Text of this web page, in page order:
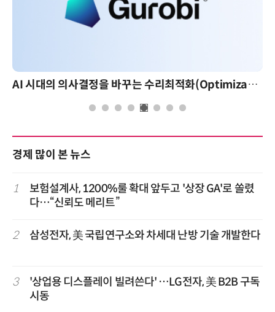
AI 시대의 의사결정을 바꾸는 수리최적화(Optimization): 실제 산업 적용 사례와 활용 전략
경제 많이 본 뉴스
1
보험설계사, 1200%룰 확대 앞두고 '상장 GA'로 쏠렸
다…“신뢰도 메리트”
2 삼성전자, 美 국립연구소와 차세대 난방 기술 개발한다
3
'상업용 디스플레이 빌려쓴다' …LG전자, 美 B2B 구독
시동